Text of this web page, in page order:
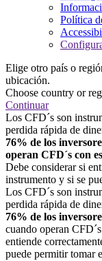
Política
Elige otro país o
ubicación.
Choose country or
Continuar
Los CFD´s son
perdida rápida de
76% de los
operan CFD´s con
Debe considerar si
instrumento y si se
Los CFD´s son
perdida rápida de
76% de los
cuando operan
entiende
puede permitir tomar